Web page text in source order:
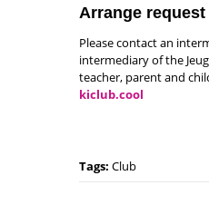
Arrange request
Please contact an
intermediary of the
teacher, parent and
kiclub.cool
Tags: Club